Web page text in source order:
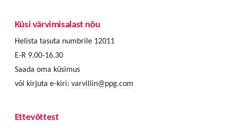
Küsi värvimisalast nõu
Helista tasuta numbrile 12011
E-R 9.00-16.30
Saada oma küsimus
või kirjuta e-kiri: varviliin@ppg.com
Ettevõttest